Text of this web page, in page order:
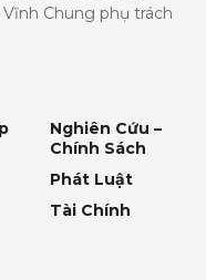
Chung phụ trách
Nghiên Cứu –
Chính Sách
Phát Luật
Tài Chính